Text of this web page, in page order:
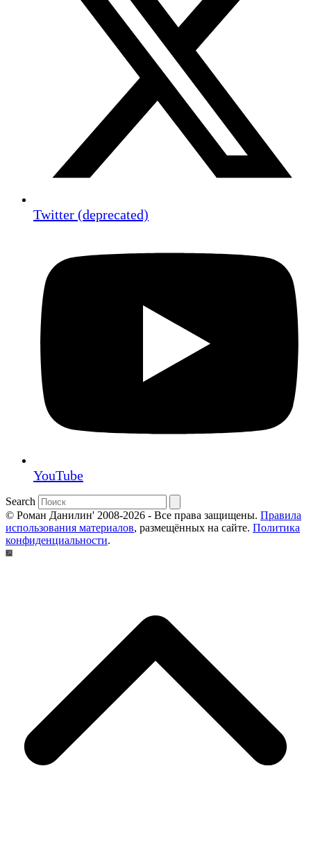
Twitter (deprecated)
YouTube
Search
© Роман Данилин' 2008-2026 - Все права защищены. Правила
использования материалов, размещённых на сайте. Политика
конфиденциальности.